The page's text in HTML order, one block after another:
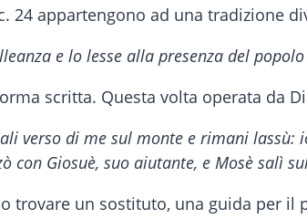
appartengono ad una tradizione
e lo lesse alla presenza del popolo
scritta. Questa volta operata da
verso di me sul monte e rimani
con Giosuè, suo aiutante, e Mosè salì
trovare un sostituto, una guida per